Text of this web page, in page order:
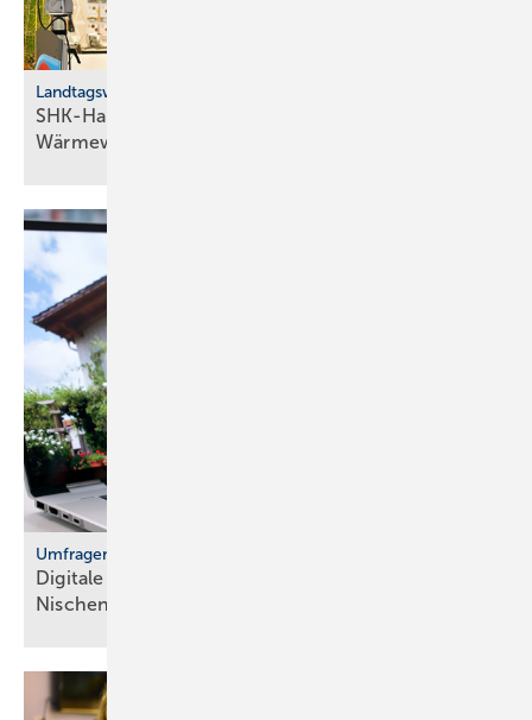
Landtagswahl 2026, Baden-Württemberg
SHK-Handwerk fordert „Energie­frieden“ für die
Wärme­wende
Umfragen
Digitale Heizungs­optimie­rung bleibt
Nischen­pro­dukt